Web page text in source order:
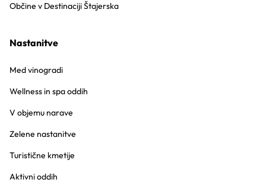
Občine v Destinaciji Štajerska
Nastanitve
Med vinogradi
Wellness in spa oddih
V objemu narave
Zelene nastanitve
Turistične kmetije
Aktivni oddih